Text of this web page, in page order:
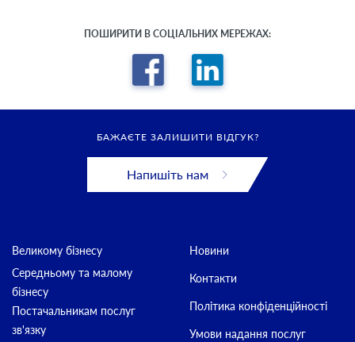
ПОШИРИТИ В СОЦІАЛЬНИХ МЕРЕЖАХ:
БАЖАЄТЕ ЗАЛИШИТИ ВІДГУК?
Напишіть нам
Великому бізнесу
Середньому та малому
бізнесу
Постачальникам послуг
зв'язку
Новини
Контакти
Політика конфіденційності
Умови надання послуг